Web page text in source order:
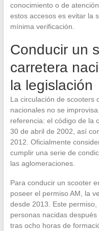
conocimiento o de
estos accesos es evitar la
mínima verificación.
Conducir un
carretera
la legislación
La circulación de scooters
nacionales no se
referencia: el código de la
30 de abril de 2002, así
2012. Oficialmente
cumplir una serie de
las aglomeraciones.
Para conducir un scooter
poseer el permiso AM, la
desde 2013. Este
personas nacidas
tras ocho horas de